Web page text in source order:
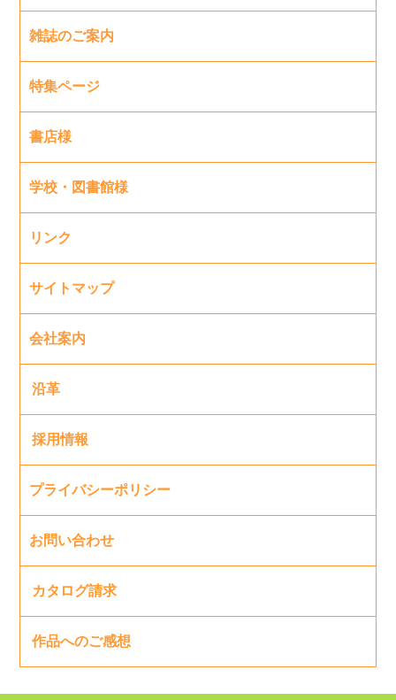
雑誌のご案内
特集ページ
書店様
学校・図書館様
リンク
サイトマップ
会社案内
沿革
採用情報
プライバシーポリシー
お問い合わせ
カタログ請求
作品へのご感想